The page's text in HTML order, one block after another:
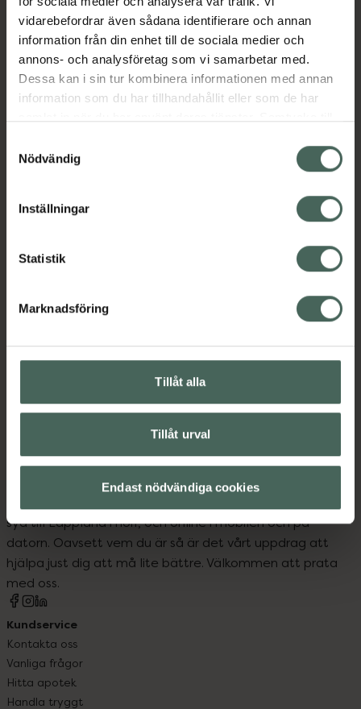
vidarebefordrar även sådana identifierare och annan
information från din enhet till de sociala medier och
annons- och analysföretag som vi samarbetar med.
Dessa kan i sin tur kombinera informationen med annan
information som du har tillhandahållit eller som de har
återkalla ditt samtycke via webbplatsens
cookieinställningar. Ett återkallat samtycke påverkar inte
lagligheten av behandling som skett innan återkallelsen.
Nödvändig
Inställningar
Statistik
Marknadsföring
Tillåt alla
Tillåt urval
Endast nödvändiga cookies
EAN:07323343806133
Kategorier:
Motion och hälsa
Träningsband och gummiband
Träningsredskap
Innehåll Visa
Instruktioner Visa
Upptäck flera produkter inom
Träningsband och gummiband
syd till Lappland i norr, och online i mobilen och på
datorn. Oavsett vem du är så är det vårt uppdrag att
hjälpa just dig att må lite bättre. Välkommen att prata
med oss.
Kundservice
Kontakta oss
Vanliga frågor
Hitta apotek
Handla tryggt